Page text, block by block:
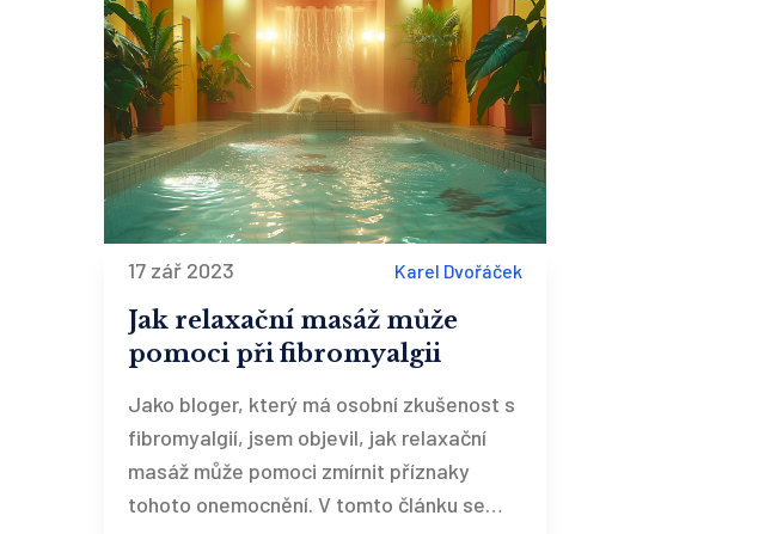
17 zář 2023 Karel Dvořáček
Jak relaxační masáž může
pomoci při fibromyalgii
Jako bloger, který má osobní zkušenost s
fibromyalgií, jsem objevil, jak relaxační
masáž může pomoci zmírnit příznaky
tohoto onemocnění. V tomto článku se